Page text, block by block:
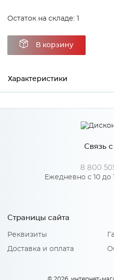
Остаток на складе: 1
В корзину
Характеристики
Ширина
Связь
8 800
Ежедневно с 10 до
Страницы сайта
Реквизиты
Доставка и оплата